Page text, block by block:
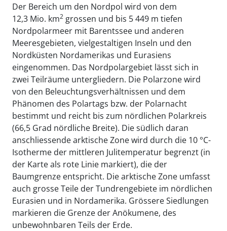
Der Bereich um den Nordpol wird von dem
12,3 Mio. km2 grossen und bis 5 449 m tiefen
Nordpolarmeer mit Barentssee und anderen
Meeresgebieten, vielgestaltigen Inseln und den
Nordküsten Nordamerikas und Eurasiens
eingenommen. Das Nordpolargebiet lässt sich in
zwei Teilräume untergliedern. Die Polarzone wird
von den Beleuchtungsverhältnissen und dem
Phänomen des Polartags bzw. der Polarnacht
bestimmt und reicht bis zum nördlichen Polarkreis
(66,5 Grad nördliche Breite). Die südlich daran
anschliessende arktische Zone wird durch die 10 °C-
Isotherme der mittleren Julitemperatur begrenzt (in
der Karte als rote Linie markiert), die der
Baumgrenze entspricht. Die arktische Zone umfasst
auch grosse Teile der Tundrengebiete im nördlichen
Eurasien und in Nordamerika. Grössere Siedlungen
markieren die Grenze der Anökumene, des
unbewohnbaren Teils der Erde.